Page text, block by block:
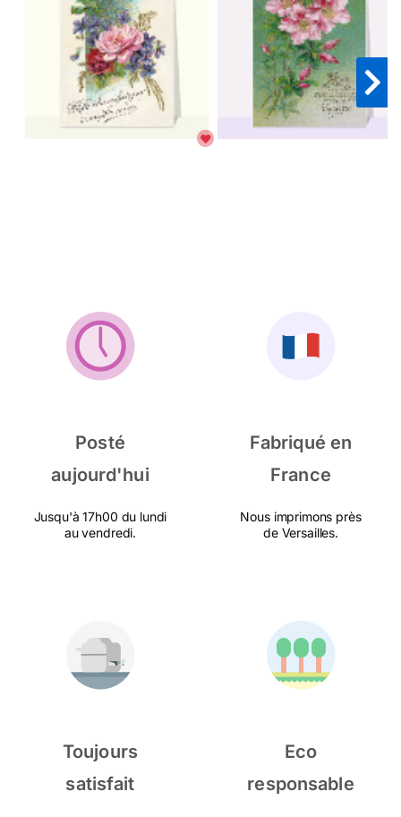
Posté
aujourd'hui
Jusqu'à 17h00 du lundi
au vendredi.
Fabriqué en
France
Nous imprimons près
de Versailles.
Toujours
satisfait
Eco
responsable